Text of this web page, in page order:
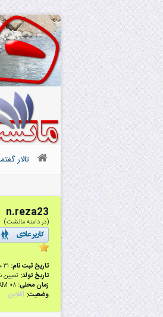
تالار
n.reza23
(در دامنه مانشت)
تاریخ ثبت نام: ۳۱ خرداد ۱۳۸۹
تاریخ تولد: تعیین
زمان محلی: ۰۸ August 2026 , 08:22 AM
وضعیت: آفلاین